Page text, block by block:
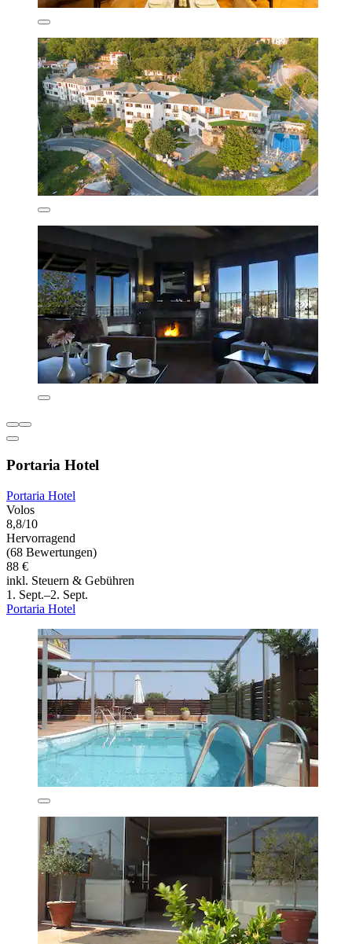
Portaria Hotel
Portaria Hotel
Volos
8,8/10
Hervorragend
(68 Bewertungen)
88 €
inkl. Steuern & Gebühren
1. Sept.–2. Sept.
Portaria Hotel